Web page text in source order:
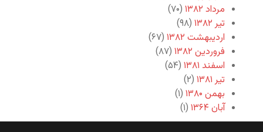
مرداد ۱۳۸۲
(۷۰)
تیر ۱۳۸۲
(۹۸)
اردیبهشت ۱۳۸۲
(۶۷)
فروردین ۱۳۸۲
(۸۷)
اسفند ۱۳۸۱
(۵۴)
تیر ۱۳۸۱
(۲)
بهمن ۱۳۸۰
(۱)
آبان ۱۳۶۴
(۱)